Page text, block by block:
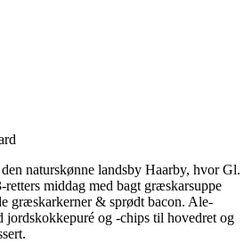
naturskønne landsby Haarby, hvor Gl.
retters middag med bagt græskarsuppe
græskarkerner & sprødt bacon. Ale-
jordskokkepuré og -chips til hovedret og